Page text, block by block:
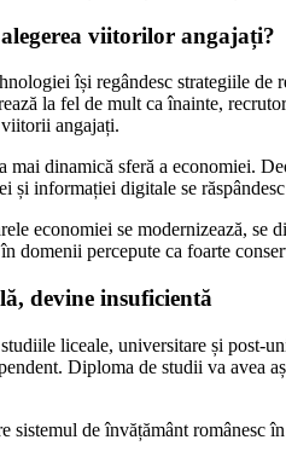
viitorilor angajați?
își regândesc strategiile de
la fel de mult ca înainte,
angajați.
mai dinamică sferă a economiei.
și informației digitale se
economiei se modernizează,
domenii percepute ca foarte
devine insuficientă
liceale, universitare și post-
Diploma de studii va avea
sistemul de învățământ